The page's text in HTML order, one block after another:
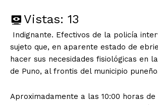
Vistas: 13
Indignante. Efectivos de la policía
sujeto que, en aparente estado de
hacer sus necesidades fisiológicas en
de Puno, al frontis del municipio
Aproximadamente a las 10:00 horas de